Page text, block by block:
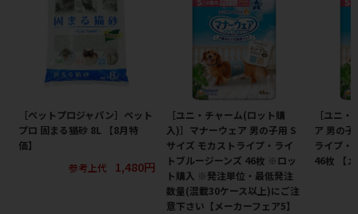
［ペットプロジャパン］ペット
プロ 固まる猫砂 8L 【8月特
価】
参考上代
1,480円
［ユニ・チャーム(ロット購
入)］マナーウェア 男の子用 S
サイズ モカストライプ・ライ
トブルージーンズ 46枚 ※ロッ
ト購入 ※発注単位・最低発注
数量(混載30ケース以上)にご注
意下さい【メーカーフェア5】
［ユニ
ア 男の
ライプ・
46枚 【